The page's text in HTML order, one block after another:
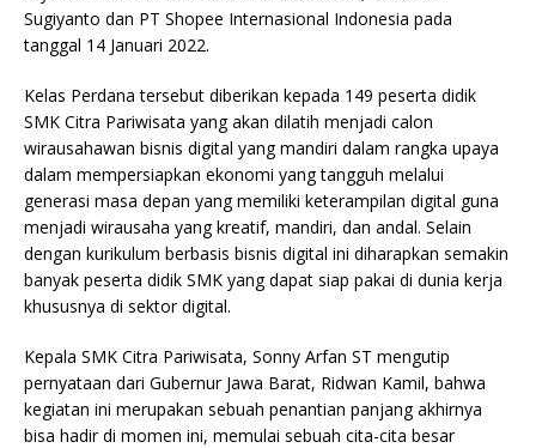
Sugiyanto dan PT Shopee Internasional Indonesia pada
tanggal 14 Januari 2022.
Kelas Perdana tersebut diberikan kepada 149 peserta didik
SMK Citra Pariwisata yang akan dilatih menjadi calon
wirausahawan bisnis digital yang mandiri dalam rangka upaya
dalam mempersiapkan ekonomi yang tangguh melalui
generasi masa depan yang memiliki keterampilan digital guna
menjadi wirausaha yang kreatif, mandiri, dan andal. Selain
dengan kurikulum berbasis bisnis digital ini diharapkan semakin
banyak peserta didik SMK yang dapat siap pakai di dunia kerja
khususnya di sektor digital.
Kepala SMK Citra Pariwisata, Sonny Arfan ST mengutip
pernyataan dari Gubernur Jawa Barat, Ridwan Kamil, bahwa
kegiatan ini merupakan sebuah penantian panjang akhirnya
bisa hadir di momen ini, memulai sebuah cita-cita besar